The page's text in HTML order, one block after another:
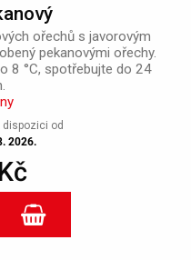
ořechů s javorovým
pekanovými ořechy.
8 °C, spotřebujte do 24
dispozici od
2026.